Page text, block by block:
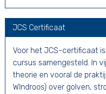
JCS Certificaat
Voor het JCS-certificaat
cursus samengesteld. In
theorie en vooral de
WIndroos) over golven,